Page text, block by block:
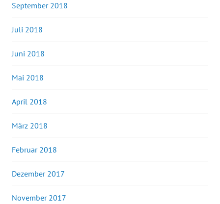
September 2018
Juli 2018
Juni 2018
Mai 2018
April 2018
März 2018
Februar 2018
Dezember 2017
November 2017